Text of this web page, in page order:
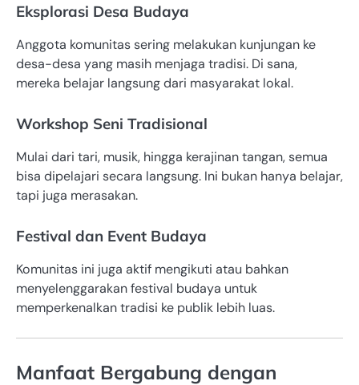
Eksplorasi Desa Budaya
Anggota komunitas sering melakukan kunjungan ke
desa-desa yang masih menjaga tradisi. Di sana,
mereka belajar langsung dari masyarakat lokal.
Workshop Seni Tradisional
Mulai dari tari, musik, hingga kerajinan tangan, semua
bisa dipelajari secara langsung. Ini bukan hanya belajar,
tapi juga merasakan.
Festival dan Event Budaya
Komunitas ini juga aktif mengikuti atau bahkan
menyelenggarakan festival budaya untuk
memperkenalkan tradisi ke publik lebih luas.
Manfaat Bergabung dengan